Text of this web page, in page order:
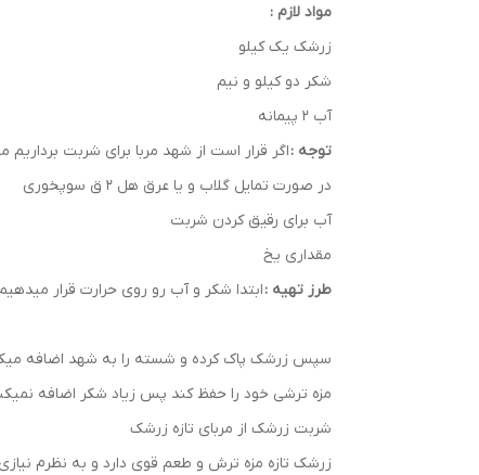
مواد لازم :
زرشک یک کیلو
شکر دو کیلو و نیم
آب 2 پیمانه
توجه :اگر قرار است از شهد مربا برای شربت برداریم
در صورت تمایل گلاب و یا عرق هل 2 ق سوپخوری
آب برای رقیق کردن شربت
مقداری یخ
طرز تهیه :ابتدا شکر و آب رو روی حرارت قرار
سپس زرشک پاک کرده و شسته را به شهد اضافه
مزه ترشی خود را حفظ کند پس زیاد شکر اضافه
شربت زرشک از مربای تازه زرشک
زرشک تازه مزه ترش و طعم قوی دارد و به نظرم